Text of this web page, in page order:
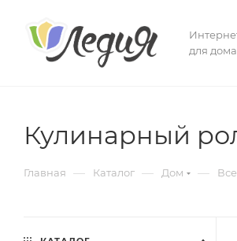
для дома
Кулинарный
Главная — Каталог — Дом —